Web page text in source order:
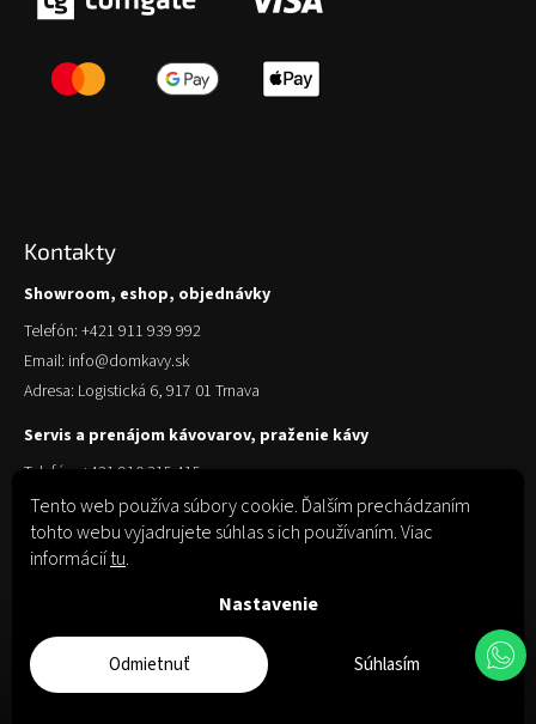
Tento web používa súbory cookie. Ďalším prechádzaním
tohto webu vyjadrujete súhlas s ich používaním. Viac
informáciítu.
Nastavenie
Odmietnuť Súhlasím
Kontakty
Showroom, eshop, objednávky
Telefón: +421 911 939 992
Email: info@domkavy.sk
Adresa: Logistická 6, 917 01 Trnava
Servis a prenájom kávovarov, praženie kávy
Telefón: +421 910 315 415
Email: obchod@domkavy.sk
Adresa: Logistická 6, 917 01 Trnava